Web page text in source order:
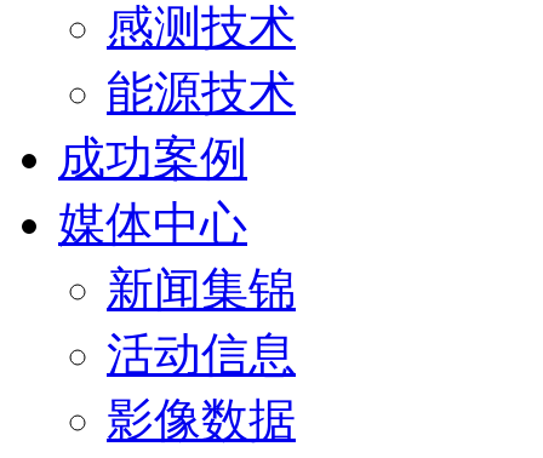
感测技术
能源技术
成功案例
媒体中心
新闻集锦
活动信息
影像数据